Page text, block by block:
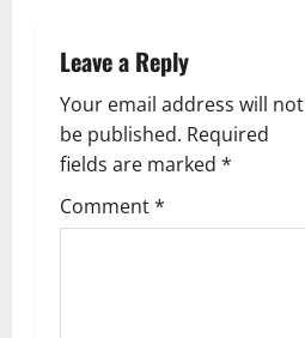
i
g
a
t
Leave a Reply
Your email address will not
be published. Required
fields are marked *
Comment*